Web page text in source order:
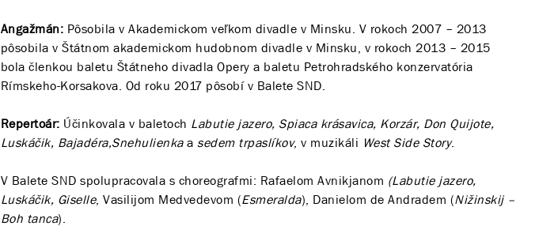
Angažmán: Pôsobila v Akademickom veľkom divadle v Minsku. V rokoch 2007 – 2013
pôsobila v Štátnom akademickom hudobnom divadle v Minsku, v rokoch 2013 – 2015
bola členkou baletu Štátneho divadla Opery a baletu Petrohradského konzervatória
Rímskeho-Korsakova. Od roku 2017 pôsobí v Balete SND.
Repertoár: Účinkovala v baletoch Labutie jazero, Spiaca krásavica, Korzár, Don Quijote,
Luskáčik, Bajadéra,Snehulienkaasedem trpaslíkov, v muzikáli West Side Story.
V Balete SND spolupracovala s choreografmi: Rafaelom Avnikjanom (Labutie jazero,
Luskáčik, Giselle, Vasilijom Medvedevom (Esmeralda), Danielom de Andradem (Nižinskij –
Boh tanca).